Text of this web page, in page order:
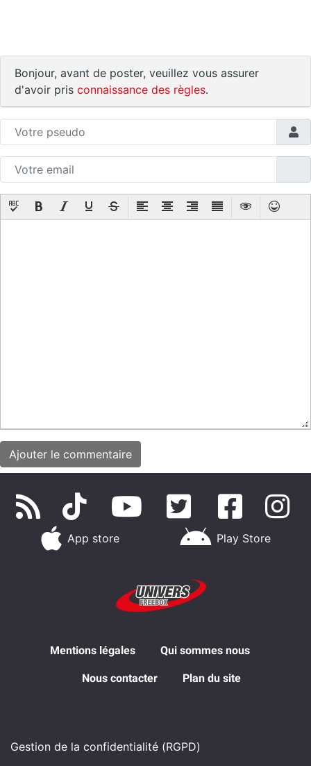
Bonjour, avant de poster, veuillez vous assurer
d'avoir pris connaissance des règles.
App store Play Store
Mentions légales Qui sommes nous
Nous contacter Plan du site
Gestion de la confidentialité (RGPD)